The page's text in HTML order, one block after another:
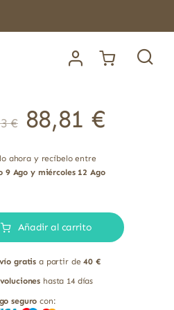
€ 88,81 €
ahora y recíbelo entre
9 Ago y miércoles 12 Ago
glutatión
mg
tripéptido
Añadir al carrito
gratis a partir de40 €
hasta 14 días
seguro con: